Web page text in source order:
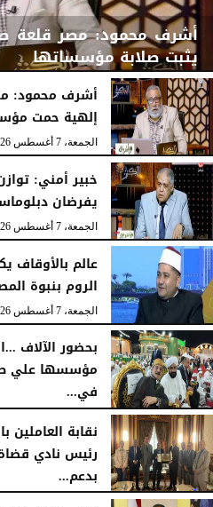
أشرف محمود: مصر قلعة
يثبت صلابة مؤسساتها
الجمعة، 7 أغسطس 2026 10:15 مـ
أشرف محمود:
إلهية حمت
الجمعة، 7 أغسطس 2026
خبير أمني:
يفرضان
الجمعة، 7 أغسطس 2026
عالم
الروم بنبوة
الجمعة، 7 أغسطس 2026
بحضور الآلاف
مؤسسها علي
في...
الجمعة، 7 أغسطس 2026
نقابة العاملين
رئيس نادي
بدعم...
الخميس، 6 أغسطس 2026